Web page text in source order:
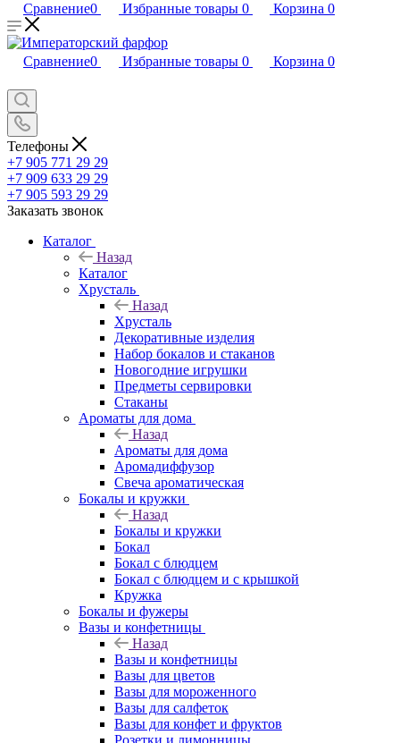
Сравнение0 Избранные товары 0 Корзина 0
Сравнение0 Избранные товары 0 Корзина 0
Телефоны
+7 905 771 29 29
+7 909 633 29 29
+7 905 593 29 29
Заказать звонок
Каталог
Назад
Каталог
Хрусталь
Назад
Хрусталь
Декоративные изделия
Набор бокалов и стаканов
Новогодние игрушки
Предметы сервировки
Стаканы
Ароматы для дома
Назад
Ароматы для дома
Аромадиффузор
Свеча ароматическая
Бокалы и кружки
Назад
Бокалы и кружки
Бокал
Бокал с блюдцем
Бокал с блюдцем и с крышкой
Кружка
Бокалы и фужеры
Вазы и конфетницы
Назад
Вазы и конфетницы
Вазы для цветов
Вазы для мороженного
Вазы для салфеток
Вазы для конфет и фруктов
Розетки и лимонницы